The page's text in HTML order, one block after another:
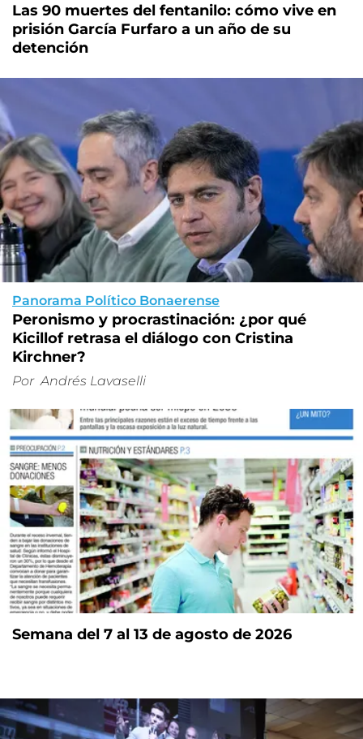
Las 90 muertes del fentanilo: cómo vive en
prisión García Furfaro a un año de su
detención
Panorama Político Bonaerense
Peronismo y procrastinación: ¿por qué
Kicillof retrasa el diálogo con Cristina
Kirchner?
Por Andrés Lavaselli
Semana del 7 al 13 de agosto de 2026